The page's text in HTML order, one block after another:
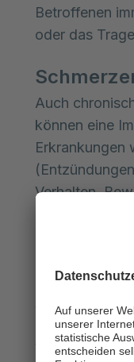
Betroffenen
oder das
Auch
können eine
Erkrankungen
Verhalten,
die
Im Alter
Steifheit oder
der
Weitere